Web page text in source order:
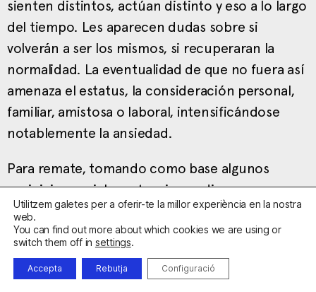
sienten distintos, actúan distinto y eso a lo largo
del tiempo. Les aparecen dudas sobre si
volverán a ser los mismos, si recuperaran la
normalidad. La eventualidad de que no fuera así
amenaza el estatus, la consideración personal,
familiar, amistosa o laboral, intensificándose
notablemente la ansiedad.
Para remate, tomando como base algunos
prejuicios sociales extensivos a diversas
alteraciones psicológicas, pueden entender que
si se ha sido víctima de la ansiedad eso indica
alguna debilidad, dependencia, “handicap”,
inferioridad o minusvalía, concepciones que
Utilitzem galetes per a oferir-te la millor experiència en la nostra
web.
You can find out more about which cookies we are using or
switch them off in settings.
Accepta Rebutja Configuració